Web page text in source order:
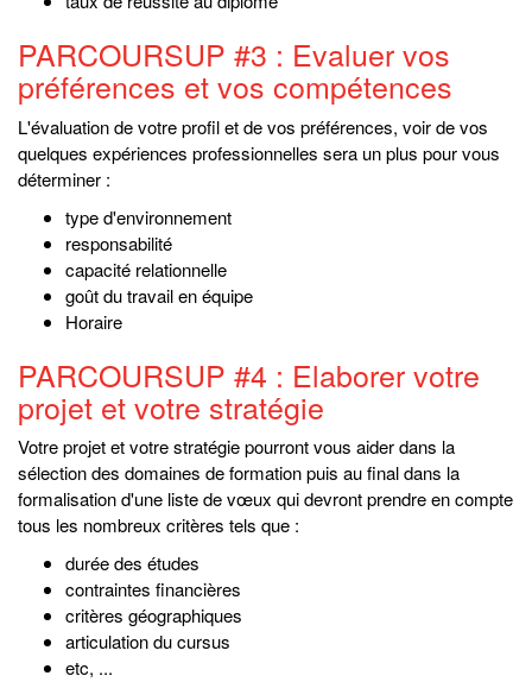
PARCOURSUP #3 : Evaluer vos
préférences et vos compétences
L'évaluation de votre profil et de vos préférences, voir de vos
quelques expériences professionnelles sera un plus pour vous
déterminer :
type d'environnement
responsabilité
capacité relationnelle
goût du travail en équipe
Horaire
PARCOURSUP #4 : Elaborer votre
projet et votre stratégie
Votre projet et votre stratégie pourront vous aider dans la
sélection des domaines de formation puis au final dans la
formalisation d'une liste de vœux qui devront prendre en compte
tous les nombreux critères tels que :
durée des études
contraintes financières
critères géographiques
articulation du cursus
etc, ...